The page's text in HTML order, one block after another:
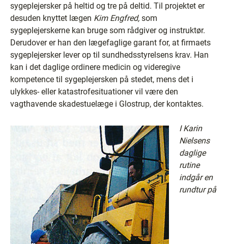
sygeplejersker på heltid og tre på deltid. Til projektet er
desuden knyttet lægen Kim Engfred, som
sygeplejerskerne kan bruge som rådgiver og instruktør.
Derudover er han den lægefaglige garant for, at firmaets
sygeplejersker lever op til sundhedsstyrelsens krav. Han
kan i det daglige ordinere medicin og videregive
kompetence til sygeplejersken på stedet, mens det i
ulykkes- eller katastrofesituationer vil være den
vagthavende skadestuelæge i Glostrup, der kontaktes.
I Karin
Nielsens
daglige
rutine
indgår en
rundtur på